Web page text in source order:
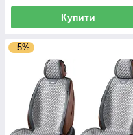
Купити
–5%